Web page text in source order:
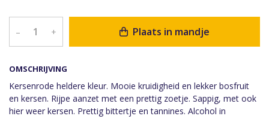
OMSCHRIJVING
Kersenrode heldere kleur. Mooie kruidigheid en lekker bosfruit
en kersen. Rijpe aanzet met een prettig zoetje. Sappig, met ook
hier weer kersen. Prettig bittertje en tannines. Alcohol in
– + Plaats in mandje